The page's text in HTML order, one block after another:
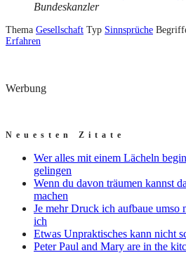
Bundeskanzler
Thema Gesellschaft Typ Sinnsprüche
Erfahren
Werbung
Neuesten Zitate
Wer alles mit einem Lächeln
gelingen
Wenn du davon träumen kannst
machen
Je mehr Druck ich aufbaue umso
ich
Etwas Unpraktisches kann nicht
Peter Paul and Mary are in the